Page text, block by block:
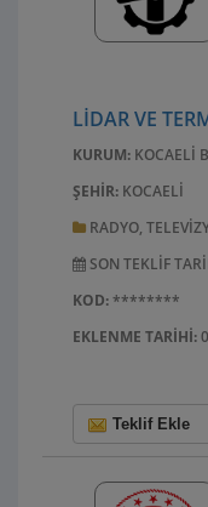
LİDAR VE
KURUM: KOCAELI
ŞEHIR: KOCAELI
RADYO,
SON TEKLIF
KOD:********
EKLENME TARIHI:
Teklif Ekle